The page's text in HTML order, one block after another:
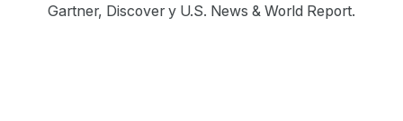
Gartner, Discover y U.S. News & World Report.